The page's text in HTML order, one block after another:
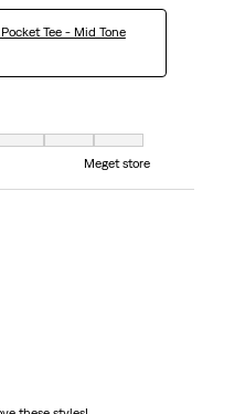
Tee - Mid Tone
Meget små og 7 er lig med Meget
Meget store